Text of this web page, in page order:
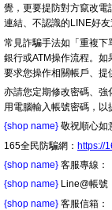
覺，更要提防對方竄改電
連結、不認識的LINE好友
常見詐騙手法如「重複
銀行或ATM操作流程。
要求您操作相關帳戶、提
亦請您定期修改密碼、
用電腦輸入帳號密碼，以
{shop name} 敬祝順心如
165全民防騙網： https://
{shop name} 客服專線：
{shop name} Line@帳號
{shop name} 客服信箱：